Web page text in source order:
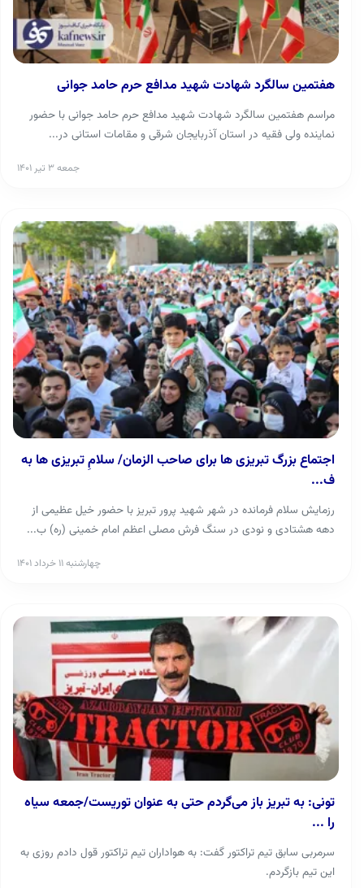
هفتمین سالگرد شهادت شهید مدافع حرم حامد جوانی
مراسم هفتمین سالگرد شهادت شهید مدافع حرم حامد جوانی با حضور
نماینده ولی فقیه در استان آذربایجان شرقی و مقامات استانی در...
جمعه ۳ تیر ۱۴۰۱
اجتماع بزرگ تبریزی ها برای صاحب الزمان/ سلامِ تبریزی ها به
ف...
رزمایش سلام فرمانده در شهر شهید پرور تبریز با حضور خیل عظیمی از
دهه هشتادی و نودی در سنگ فرش مصلی اعظم امام خمینی (ره) ب...
چهارشنبه ۱۱ خرداد ۱۴۰۱
تونی: به تبریز باز می‌گردم حتی به عنوان توریست/جمعه سیاه
را ...
سرمربی سابق تیم تراکتور گفت: به هواداران تیم تراکتور قول دادم روزی به
این تیم بازگردم.